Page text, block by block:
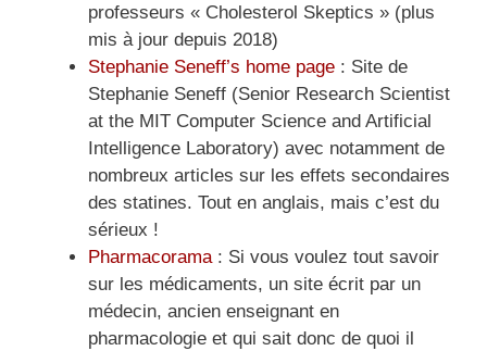
professeurs « Cholesterol Skeptics » (plus
mis à jour depuis 2018)
Stephanie Seneff’s home page : Site de
Stephanie Seneff (Senior Research Scientist
at the MIT Computer Science and Artificial
Intelligence Laboratory) avec notamment de
nombreux articles sur les effets secondaires
des statines. Tout en anglais, mais c’est du
sérieux !
Pharmacorama : Si vous voulez tout savoir
sur les médicaments, un site écrit par un
médecin, ancien enseignant en
pharmacologie et qui sait donc de quoi il